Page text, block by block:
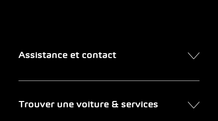
Assistance et contact
Trouver une voiture & services